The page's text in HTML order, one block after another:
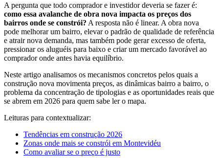
A pergunta que todo comprador e investidor deveria se fazer é:
como essa avalanche de obra nova impacta os preços dos
bairros onde se constrói? A resposta não é linear. A obra nova
pode melhorar um bairro, elevar o padrão de qualidade de referência
e atrair nova demanda, mas também pode gerar excesso de oferta,
pressionar os aluguéis para baixo e criar um mercado favorável ao
comprador onde antes havia equilíbrio.
Neste artigo analisamos os mecanismos concretos pelos quais a
construção nova movimenta preços, as dinâmicas bairro a bairro, o
problema da concentração de tipologias e as oportunidades reais que
se abrem em 2026 para quem sabe ler o mapa.
Leituras para contextualizar:
Tendências em construção 2026
Zonas onde mais se constrói em Montevidéu
Como avaliar se o preço é justo